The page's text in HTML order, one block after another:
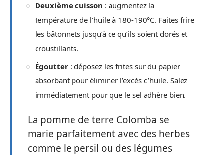
Deuxième cuisson : augmentez la
température de l’huile à 180-190°C. Faites frire
les bâtonnets jusqu’à ce qu’ils soient dorés et
croustillants.
Égoutter : déposez les frites sur du papier
absorbant pour éliminer l’excès d’huile. Salez
immédiatement pour que le sel adhère bien.
La pomme de terre Colomba se
marie parfaitement avec des herbes
comme le persil ou des légumes